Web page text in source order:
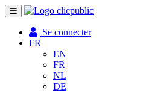
Toggle
navigation
Se connecter
FR
EN
FR
NL
DE